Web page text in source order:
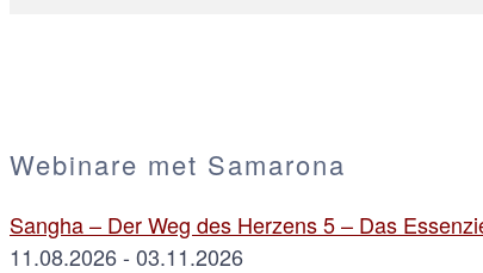
Webinare met Samarona
Sangha – Der Weg des Herzens 5 – Das
11.08.2026 - 03.11.2026